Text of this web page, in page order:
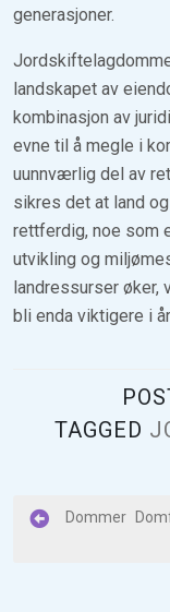
generasjoner.
landskapet av
kombinasjon av
evne til å megle i
uunnværlig del av
sikres det at land
rettferdig, noe som
utvikling og
landressurser
bli enda viktigere i
TAGGED
I
Dommer